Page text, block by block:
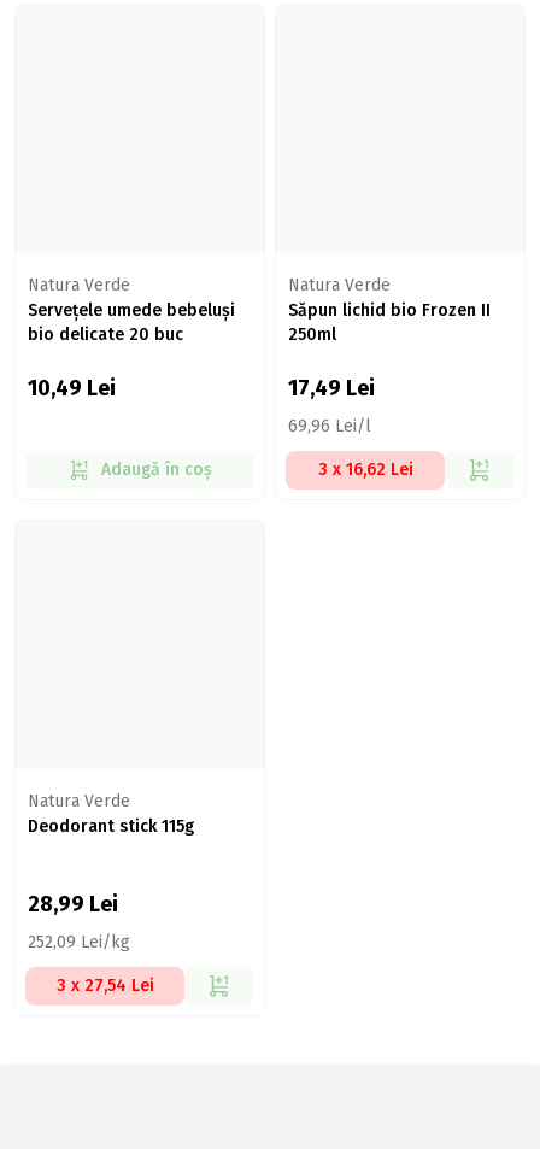
Natura Verde
Servețele umede bebeluși
bio delicate 20 buc
10,49 Lei
Adaugă în coș
Natura Verde
Săpun lichid bio Frozen II
250ml
17,49 Lei
69,96 Lei/l
3 x 16,62 Lei
Natura Verde
Deodorant stick 115g
28,99 Lei
252,09 Lei/kg
3 x 27,54 Lei